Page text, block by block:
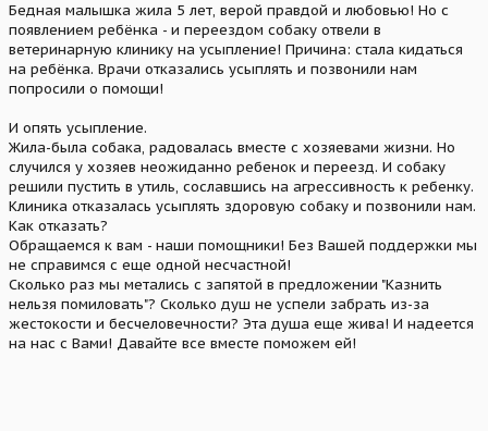
Бедная малышка жила 5 лет, верой правдой и любовью! Но с
появлением ребёнка - и переездом собаку отвели в
ветеринарную клинику на усыпление! Причина: стала кидаться
на ребёнка. Врачи отказались усыплять и позвонили нам
попросили о помощи!
И опять усыпление.
Жила-была собака, радовалась вместе с хозяевами жизни. Но
случился у хозяев неожиданно ребенок и переезд. И собаку
решили пустить в утиль, сославшись на агрессивность к ребенку.
Клиника отказалась усыплять здоровую собаку и позвонили нам.
Как отказать?
Обращаемся к вам - наши помощники! Без Вашей поддержки мы
не справимся с еще одной несчастной!
Сколько раз мы метались с запятой в предложении "Казнить
нельзя помиловать"? Сколько душ не успели забрать из-за
жестокости и бесчеловечности? Эта душа еще жива! И надеется
на нас с Вами! Давайте все вместе поможем ей!